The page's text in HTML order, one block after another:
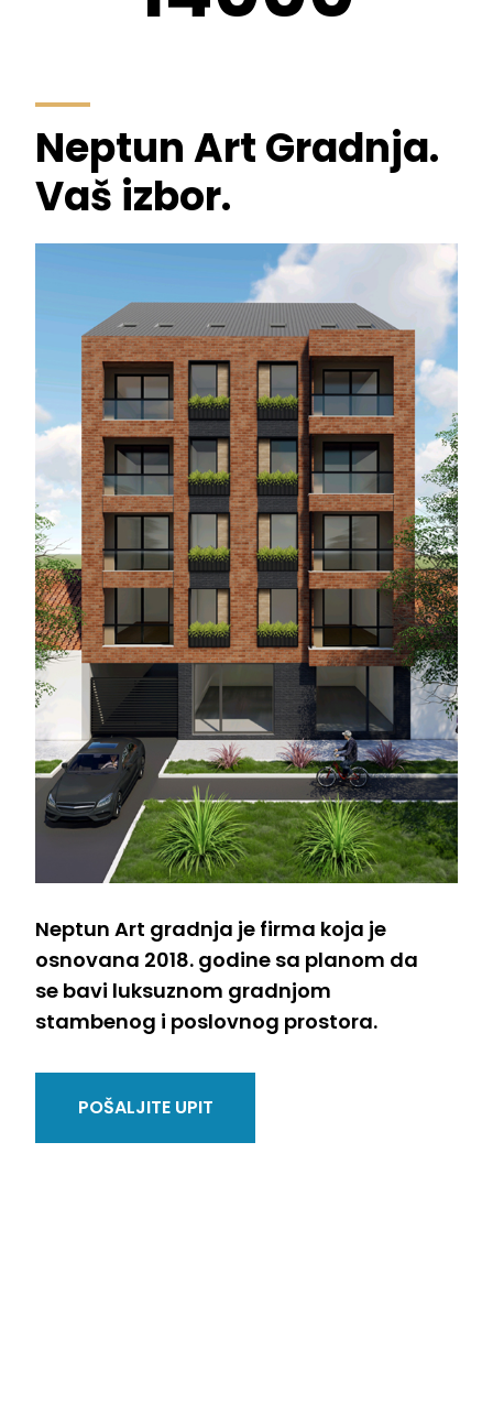
Neptun Art Gradnja.
Vaš izbor.
Neptun Art gradnja je firma koja je
osnovana 2018. godine sa planom da
se bavi luksuznom gradnjom
stambenog i poslovnog prostora.
POŠALJITE UPIT